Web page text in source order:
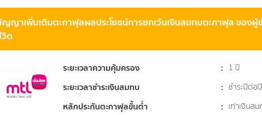
ญาเพิ่มเติมตะกาฟุลผลประโยชน์การยกเว้นเงินสมทบตะกาฟุล ของผู้ช
ต
ระยะเวลาความคุ้มครอง 1 ปี
ระยะเวลาชำระเงินสมทบ ชำระปีต่อปี
หลักประกันตะกาฟุลขั้นต่ำ เท่าเงิน